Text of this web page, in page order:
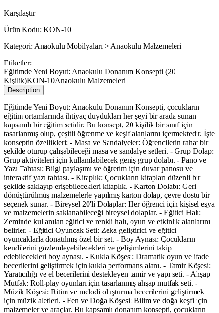
Karşılaştır
Ürün Kodu: KON-10
Kategori: Anaokulu Mobilyaları > Anaokulu Malzemeleri
Etiketler:
Eğitimde Yeni Boyut: Anaokulu Donanım Konsepti (20
Kişilik)KON-10Anaokulu Malzemeleri
Description
Eğitimde Yeni Boyut: Anaokulu Donanım Konsepti, çocukların
eğitim ortamlarında ihtiyaç duydukları her şeyi bir arada sunan
kapsamlı bir eğitim setidir. Bu konsept, 20 kişilik bir sınıf için
tasarlanmış olup, çeşitli öğrenme ve keşif alanlarını içermektedir. İşte
konseptin özellikleri: - Masa ve Sandalyeler: Öğrencilerin rahat bir
şekilde oturup çalışabileceği masa ve sandalye setleri. - Grup Dolap:
Grup aktiviteleri için kullanılabilecek geniş grup dolabı. - Pano ve
Yazı Tahtası: Bilgi paylaşımı ve öğretim için duvar panosu ve
interaktif yazı tahtası. - Kitaplık: Çocukların kitapları düzenli bir
şekilde saklayıp erişebilecekleri kitaplık. - Karton Dolabı: Geri
dönüştürülmüş malzemelerle yapılmış karton dolap, çevre dostu bir
seçenek sunar. - Bireysel 20'li Dolaplar: Her öğrenci için kişisel eşya
ve malzemelerin saklanabileceği bireysel dolaplar. - Eğitici Halı:
Zeminde kullanılan eğitici ve renkli halı, oyun ve etkinlik alanlarını
belirler. - Eğitici Oyuncak Seti: Zeka geliştirici ve eğitici
oyuncaklarla donatılmış özel bir set. - Boy Aynası: Çocukların
kendilerini gözlemleyebilecekleri ve gelişimlerini takip
edebilecekleri boy aynası. - Kukla Köşesi: Dramatik oyun ve ifade
becerilerini geliştirmek için kukla performans alanı. - Tamir Köşesi:
Yaratıcılığı ve el becerilerini destekleyen tamir ve yapı seti. - Ahşap
Mutfak: Roll-play oyunları için tasarlanmış ahşap mutfak seti. -
Müzik Köşesi: Ritim ve melodi oluşturma becerilerini geliştirmek
için müzik aletleri. - Fen ve Doğa Köşesi: Bilim ve doğa keşfi için
malzemeler ve araçlar. Bu kapsamlı donanım konsepti, çocukların